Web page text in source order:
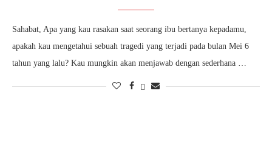
Sahabat, Apa yang kau rasakan saat seorang ibu bertanya kepadamu,
apakah kau mengetahui sebuah tragedi yang terjadi pada bulan Mei 6
tahun yang lalu? Kau mungkin akan menjawab dengan sederhana …